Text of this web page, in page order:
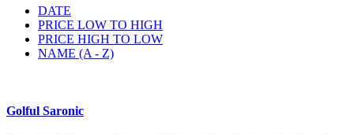
DATE
PRICE LOW TO HIGH
PRICE HIGH TO LOW
NAME (A - Z)
Golful Saronic